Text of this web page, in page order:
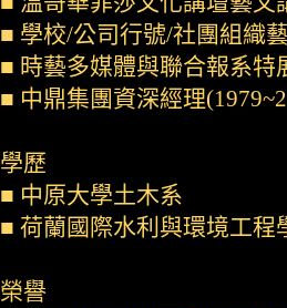
■ 學校/公司行號/社團組織
■ 時藝多媒體與聯合報系特
■ 中鼎集團資深經理
學歷
■ 中原大學土木系
■ 荷蘭國際水利與環境工程
榮譽